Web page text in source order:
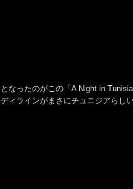
ったのがこの「A Night in Tunisia
ラインがまさにチュニジアらし